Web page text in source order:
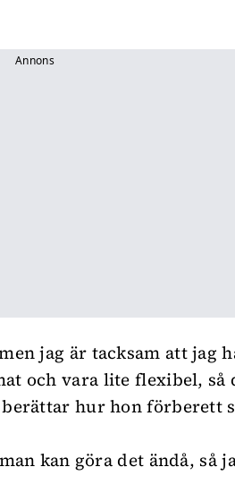
Annons
jag är tacksam att jag
och vara lite flexibel, så
hur hon förberett
kan göra det ändå, så